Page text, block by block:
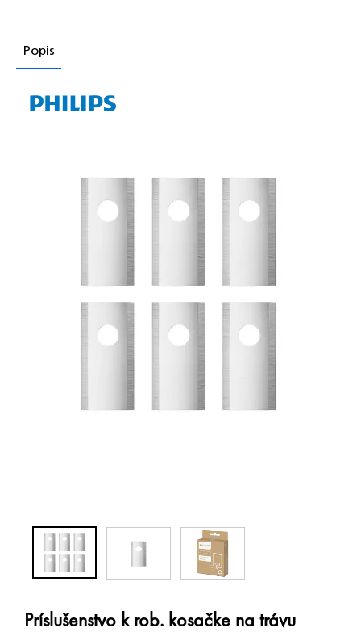
Popis
Príslušenstvo k rob. kosačke na trávu